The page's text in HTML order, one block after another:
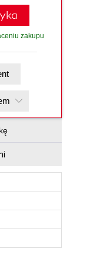
zakupu